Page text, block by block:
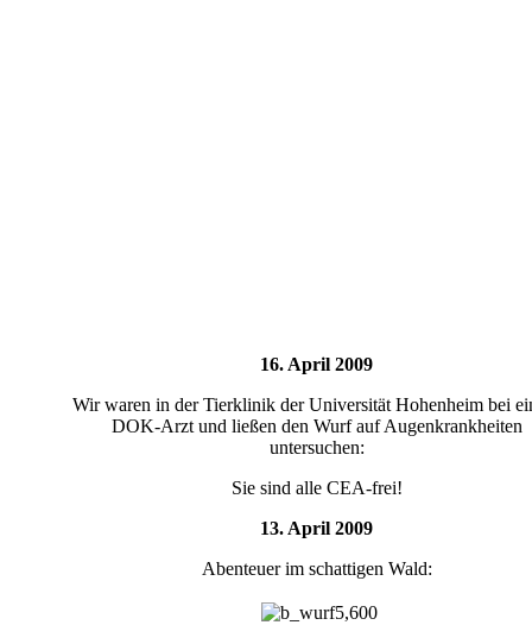
16. April 2009
Wir waren in der Tierklinik der Universität Hohenheim bei
DOK-Arzt und ließen den Wurf auf Augenkrankheiten
untersuchen:
Sie sind alle CEA-frei!
13. April 2009
Abenteuer im schattigen Wald: